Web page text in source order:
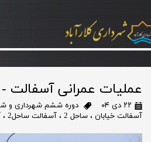
عملیات عمرانی آسفالت
۲۲ دی ۰۴ دوره ششم شهرداری و
آسفالت خیابان ، ساحل 2 ، آسفالت ساحل2 ،